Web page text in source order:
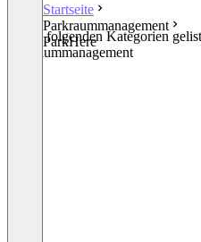
Startseite
Parkraummanagement
ParkHere
In den folgenden Kategorien
Parkraummanagement